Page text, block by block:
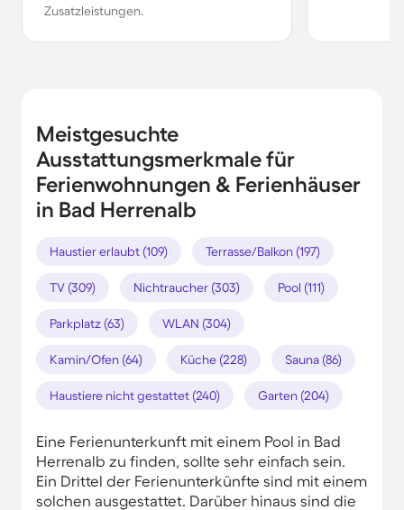
Zusatzleistungen.
Meistgesuchte
Ausstattungsmerkmale für
Ferienwohnungen & Ferienhäuser
in Bad Herrenalb
Haustier erlaubt (109) Terrasse/Balkon (197)
TV (309) Nichtraucher (303) Pool (111)
Parkplatz (63) WLAN (304)
Kamin/Ofen (64) Küche (228) Sauna (86)
Haustiere nicht gestattet (240) Garten (204)
Eine Ferienunterkunft mit einem Pool in Bad
Herrenalb zu finden, sollte sehr einfach sein.
Ein Drittel der Ferienunterkünfte sind mit einem
solchen ausgestattet. Darüber hinaus sind die